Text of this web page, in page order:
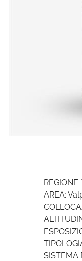
AREA:
SISTEMA